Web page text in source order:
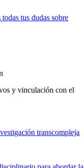
tus dudas sobre
y vinculación con el
transcompleja